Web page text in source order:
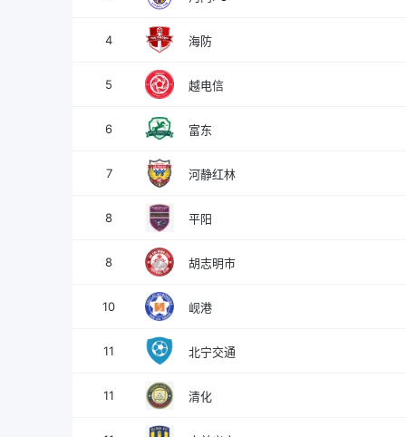
4 海防
5 越电信
6 富东
7 河静红林
8 平阳
8 胡志明市
10 岘港
11 北宁交通
11 清化